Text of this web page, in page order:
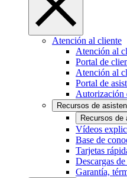
Atención al cliente
Atención al
Portal de
Atención al
Portal de
Autorización
Recursos de
Recursos
Vídeos
Base de
Tarjetas
Descargas
Garantía,